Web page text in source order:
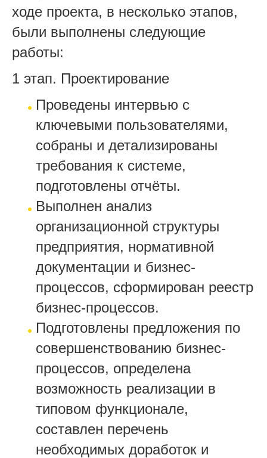
ходе проекта, в несколько этапов,
были выполнены следующие
работы:
1 этап. Проектирование
Проведены интервью с
ключевыми пользователями,
собраны и детализированы
требования к системе,
подготовлены отчёты.
Выполнен анализ
организационной структуры
предприятия, нормативной
документации и бизнес-
процессов, сформирован реестр
бизнес-процессов.
Подготовлены предложения по
совершенствованию бизнес-
процессов, определена
возможность реализации в
типовом функционале,
составлен перечень
необходимых доработок и